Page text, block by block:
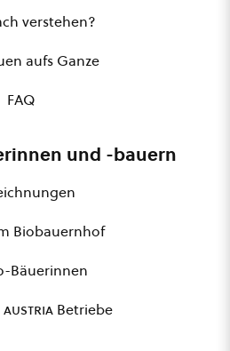
verstehen?
aufs Ganze
FAQ
und -bauern
Biobauernhof
Bäuerinnen
austria Betriebe